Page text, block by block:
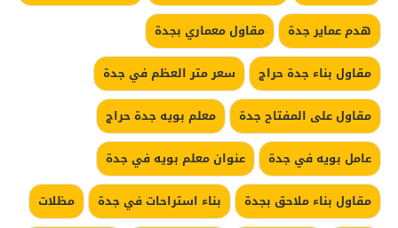
هدم عماير جدة
مقاول معماري بجدة
مقاول بناء جدة حراج
سعر متر العظم في جدة
مقاول على المفتاح جدة
معلم بويه جدة حراج
عامل بويه في جدة
عنوان معلم بويه في جدة
مقاول بناء ملاحق بجدة
بناء استراحات في جدة
مظلات